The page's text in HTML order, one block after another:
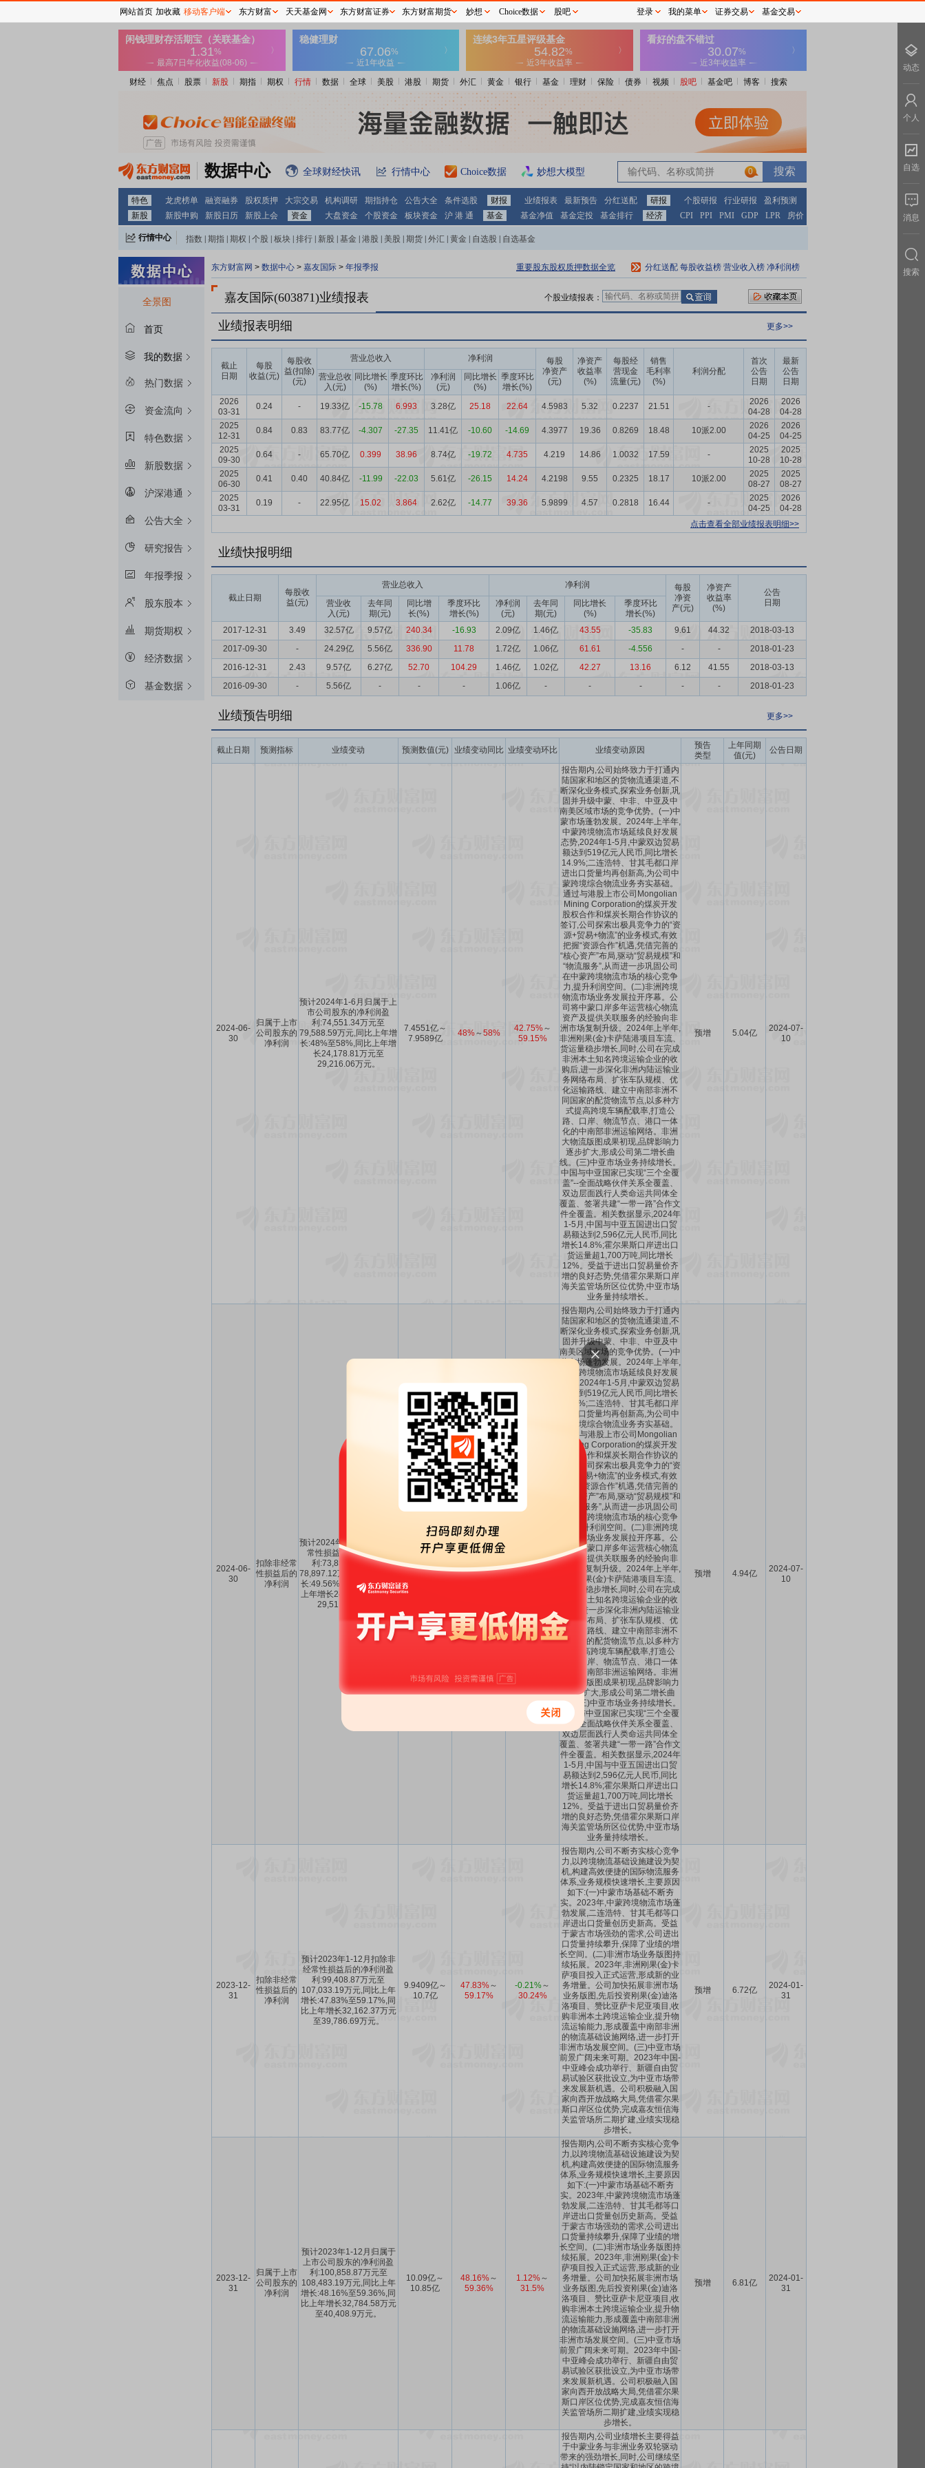
财经 焦点 股票 新股 期指 期权 行情 数据 全球 美股 港股 期货 外汇 黄金 银行 基金 理财 保险 债券 视频 股吧 基金吧 博客 搜索
数据中心 全球财经快讯 行情中心 Choice数据 妙想大模型 0
特色 龙虎榜单 融资融券 股权质押 大宗交易 机构调研 期指持仓 公告大全 条件选股 财报 业绩报表 最新预告 分红送配 研报 个股研报 行业研报
盈利预测
新股
新股申购 新股日历 新股上会 资金 大盘资金 个股资金 板块资金 沪 港 通 基金 基金净值 基金定投 基金排行 经济 CPI PPI PMI GDP LPR 房价
行情中心 指数 期指 期权 个股 板块 排行 新股 基金 港股 美股 期货 外汇 黄金 自选股 自选基金
全景图
首页
我的数据
热门数据
资金流向
特色数据
新股数据
沪深港通
公告大全
研究报告
年报季报
股东股本
期货期权
经济数据
基金数据
东方财富网 > 数据中心 > 嘉友国际 > 年报季报 重要股东股权质押数据全览 分红送配 每股收益榜 营业收入榜 净利润榜
嘉友国际(603871)业绩报表 个股业绩报表：
业绩报表明细 更多>>
截止
日期
每股
收益(元)
每股收
益(扣除)
(元)
营业总收入 净利润
每股
净资产
(元)
净资产
收益率
(%)
每股经
营现金
流量(元)
销售
毛利率
(%)
利润分配
首次
公告
日期
最新
公告
日期
营业总收
入(元)
同比增长
(%)
季度环比
增长(%)
净利润
(元)
同比增长
(%)
季度环比
增长(%)
2026
03-31
0.24 - 19.33亿 -15.78 6.993 3.28亿 25.18 22.64 4.5983 5.32 0.2237 21.51 -
2026
04-28
2026
04-28
2025
12-31
0.84 0.83 83.77亿 -4.307 -27.35 11.41亿 -10.60 -14.69 4.3977 19.36 0.8269 18.48 10派2.00
2026
04-25
2026
04-25
2025
09-30
0.64 - 65.70亿 0.399 38.96 8.74亿 -19.72 4.735 4.219 14.86 1.0032 17.59 -
2025
10-28
2025
10-28
2025
06-30
0.41 0.40 40.84亿 -11.99 -22.03 5.61亿 -26.15 14.24 4.2198 9.55 0.2325 18.17 10派2.00
2025
08-27
2025
08-27
2025
03-31
0.19 - 22.95亿 15.02 3.864 2.62亿 -14.77 39.36 5.9899 4.57 0.2818 16.44 -
2025
04-25
2026
04-28
点击查看全部业绩报表明细>>
业绩快报明细
截止日期
每股收
益(元)
营业总收入 净利润
每股
净资
产(元)
净资产
收益率
(%)
公告
日期
营业收
入(元)
去年同
期(元)
同比增
长(%)
季度环比
增长(%)
净利润
(元)
去年同
期(元)
同比增长
(%)
季度环比
增长(%)
2017-12-31
3.49 32.57亿 9.57亿 240.34 -16.93 2.09亿 1.46亿 43.55 -35.83 9.61 44.32
2018-03-13
2017-09-30
- 24.29亿 5.56亿 336.90 11.78 1.72亿 1.06亿 61.61 -4.556 - -
2018-01-23
2016-12-31
2.43 9.57亿 6.27亿 52.70 104.29 1.46亿 1.02亿 42.27 13.16 6.12 41.55
2018-03-13
2016-09-30
- 5.56亿 - - - 1.06亿 - - - - - 2018-01-23
业绩预告明细 更多>>
截止日期 预测指标 业绩变动 预测数值(元) 业绩变动同比 业绩变动环比 业绩变动原因
预告
类型
上年同期
值(元)
公告日期
2024-06-
30
归属于上市
公司股东的
净利润
预计2024年1-6月归属于上
市公司股东的净利润盈
利:74,551.34万元至
79,588.59万元,同比上年增
长:48%至58%,同比上年增
长24,178.81万元至
29,216.06万元。
7.4551亿～
7.9589亿
48%～58% 42.75%～
59.15%
报告期内,公司始终致力于打通内
陆国家和地区的货物流通渠道,不
断深化业务模式,探索业务创新,巩
固并升级中蒙、中非、中亚及中
南美区域市场的竞争优势。(一)中
蒙市场蓬勃发展。2024年上半年,
中蒙跨境物流市场延续良好发展
态势,2024年1-5月,中蒙双边贸易
额达到519亿元人民币,同比增长
14.9%;二连浩特、甘其毛都口岸
进出口货量均再创新高,为公司中
蒙跨境综合物流业务夯实基础。
通过与港股上市公司Mongolian
Mining Corporation的煤炭开发
股权合作和煤炭长期合作协议的
签订,公司探索出极具竞争力的“资
源+贸易+物流”的业务模式,有效
把握“资源合作”机遇,凭借完善的
“核心资产”布局,驱动“贸易规模”和
“物流服务”,从而进一步巩固公司
在中蒙跨境物流市场的核心竞争
力,提升利润空间。(二)非洲跨境
物流市场业务发展拉开序幕。公
司将中蒙口岸多年运营核心物流
资产及提供关联服务的经验向非
洲市场复制升级。2024年上半年,
非洲刚果(金)卡萨陆港项目车流、
货运量稳步增长,同时,公司在完成
非洲本土知名跨境运输企业的收
购后,进一步深化非洲内陆运输业
务网络布局、扩张车队规模、优
化运输路线、建立中南部非洲不
同国家的配货物流节点,以多种方
式提高跨境车辆配载率,打造公
路、口岸、物流节点、港口一体
化的中南部非洲运输网络。非洲
大物流版图成果初现,品牌影响力
逐步扩大,形成公司第二增长曲
线。(三)中亚市场业务持续增长。
中国与中亚国家已实现“三个全覆
盖”--全面战略伙伴关系全覆盖、
双边层面践行人类命运共同体全
覆盖、签署共建“一带一路”合作文
件全覆盖。相关数据显示,2024年
1-5月,中国与中亚五国进出口贸
易额达到2,596亿元人民币,同比
增长14.8%;霍尔果斯口岸进出口
货运量超1,700万吨,同比增长
12%。受益于进出口贸易量价齐
增的良好态势,凭借霍尔果斯口岸
海关监管场所区位优势,中亚市场
业务量持续增长。
预增 5.04亿
2024-07-
10
2024-06-
30
扣除非经常
性损益后的
净利润
预计2024年1-6月扣除非经
常性损益后的净利润盈
利:73,859.87万元至
78,897.12万元,同比上年增
长:49.56%至59.76%,同比
上年增长24,474.68万元至
29,511.93万元。
7.386亿～
7.8897亿
49.56%～
59.76%
41.56%～
报告期内,公司始终致力于打通内
陆国家和地区的货物流通渠道,不
断深化业务模式,探索业务创新,巩
固并升级中蒙、中非、中亚及中
南美区域市场的竞争优势。(一)中
蒙市场蓬勃发展。2024年上半年,
中蒙跨境物流市场延续良好发展
态势,2024年1-5月,中蒙双边贸易
额达到519亿元人民币,同比增长
14.9%;二连浩特、甘其毛都口岸
进出口货量均再创新高,为公司中
蒙跨境综合物流业务夯实基础。
通过与港股上市公司Mongolian
Mining Corporation的煤炭开发
股权合作和煤炭长期合作协议的
签订,公司探索出极具竞争力的“资
源+贸易+物流”的业务模式,有效
把握“资源合作”机遇,凭借完善的
“核心资产”布局,驱动“贸易规模”和
“物流服务”,从而进一步巩固公司
在中蒙跨境物流市场的核心竞争
力,提升利润空间。(二)非洲跨境
物流市场业务发展拉开序幕。公
司将中蒙口岸多年运营核心物流
资产及提供关联服务的经验向非
洲市场复制升级。2024年上半年,
非洲刚果(金)卡萨陆港项目车流、
货运量稳步增长,同时,公司在完成
非洲本土知名跨境运输企业的收
购后,进一步深化非洲内陆运输业
务网络布局、扩张车队规模、优
化运输路线、建立中南部非洲不
同国家的配货物流节点,以多种方
式提高跨境车辆配载率,打造公
路、口岸、物流节点、港口一体
化的中南部非洲运输网络。非洲
大物流版图成果初现,品牌影响力
逐步扩大,形成公司第二增长曲
线。(三)中亚市场业务持续增长。
中国与中亚国家已实现“三个全覆
盖”--全面战略伙伴关系全覆盖、
双边层面践行人类命运共同体全
覆盖、签署共建“一带一路”合作文
件全覆盖。相关数据显示,2024年
1-5月,中国与中亚五国进出口贸
易额达到2,596亿元人民币,同比
增长14.8%;霍尔果斯口岸进出口
货运量超1,700万吨,同比增长
12%。受益于进出口贸易量价齐
增的良好态势,凭借霍尔果斯口岸
海关监管场所区位优势,中亚市场
业务量持续增长。
预增 4.94亿
2024-07-
10
2023-12-
31
扣除非经常
性损益后的
净利润
预计2023年1-12月扣除非
经常性损益后的净利润盈
利:99,408.87万元至
107,033.19万元,同比上年
增长:47.83%至59.17%,同
比上年增长32,162.37万元
至39,786.69万元。
9.9409亿～
10.7亿
47.83%～
59.17%
-0.21%～
30.24%
报告期内,公司不断夯实核心竞争
力,以跨境物流基础设施建设为契
机,构建高效便捷的国际物流服务
体系,业务规模快速增长,主要原因
如下:(一)中蒙市场基础不断夯
实。2023年,中蒙跨境物流市场蓬
勃发展,二连浩特、甘其毛都等口
岸进出口货量创历史新高。受益
于蒙古市场强劲的需求,公司进出
口货量持续攀升,保障了业绩的增
长空间。(二)非洲市场业务版图持
续拓展。2023年,非洲刚果(金)卡
萨项目投入正式运营,形成新的业
务增量。公司加快拓展非洲市场
业务版图,先后投资刚果(金)迪洛
洛项目、赞比亚萨卡尼亚项目,收
购非洲本土跨境运输企业,提升物
流运输能力,形成覆盖中南部非洲
的物流基础设施网络,进一步打开
非洲市场发展空间。(三)中亚市场
前景广阔未来可期。2023年中国-
中亚峰会成功举行、新疆自由贸
易试验区获批设立,为中亚市场带
来发展新机遇。公司积极融入国
家向西开放战略大局,凭借霍尔果
斯口岸区位优势,完成嘉友恒信海
关监管场所二期扩建,业绩实现稳
步增长。
预增 6.72亿
2024-01-
31
2023-12-
31
归属于上市
公司股东的
净利润
预计2023年1-12月归属于
上市公司股东的净利润盈
利:100,858.87万元至
108,483.19万元,同比上年
增长:48.16%至59.36%,同
比上年增长32,784.58万元
至40,408.9万元。
10.09亿～
10.85亿
48.16%～
59.36%
1.12%～
31.5%
报告期内,公司不断夯实核心竞争
力,以跨境物流基础设施建设为契
机,构建高效便捷的国际物流服务
体系,业务规模快速增长,主要原因
如下:(一)中蒙市场基础不断夯
实。2023年,中蒙跨境物流市场蓬
勃发展,二连浩特、甘其毛都等口
岸进出口货量创历史新高。受益
于蒙古市场强劲的需求,公司进出
口货量持续攀升,保障了业绩的增
长空间。(二)非洲市场业务版图持
续拓展。2023年,非洲刚果(金)卡
萨项目投入正式运营,形成新的业
务增量。公司加快拓展非洲市场
业务版图,先后投资刚果(金)迪洛
洛项目、赞比亚萨卡尼亚项目,收
购非洲本土跨境运输企业,提升物
流运输能力,形成覆盖中南部非洲
的物流基础设施网络,进一步打开
非洲市场发展空间。(三)中亚市场
前景广阔未来可期。2023年中国-
中亚峰会成功举行、新疆自由贸
易试验区获批设立,为中亚市场带
来发展新机遇。公司积极融入国
家向西开放战略大局,凭借霍尔果
斯口岸区位优势,完成嘉友恒信海
关监管场所二期扩建,业绩实现稳
步增长。
预增 6.81亿
2024-01-
31
报告期内,公司业绩增长主要得益
于中蒙业务与非洲业务双轮驱动
带来的强劲增长,同时,公司继续坚
网站首页 加收藏 移动客户端 东方财富 天天基金网 东方财富证券 东方财富期货 妙想 Choice数据 股吧 登录 我的菜单 证券交易 基金交易
动态
个人
自选
消息
搜索